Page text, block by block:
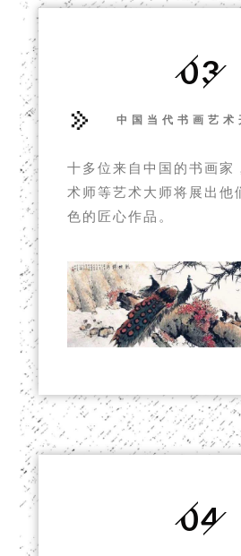
03
中国当代书画艺术
十多位来自中国的书画家
术师等艺术大师将展出他
色的匠心作品。
04